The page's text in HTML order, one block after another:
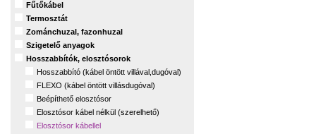
Fűtőkábel
Termosztát
Zománchuzal, fazonhuzal
Szigetelő anyagok
Hosszabbítók, elosztósorok
Hosszabbító (kábel öntött villával,dugóval)
FLEXO (kábel öntött villásdugóval)
Beépíthető elosztósor
Elosztósor kábel nélkül (szerelhető)
Elosztósor kábellel